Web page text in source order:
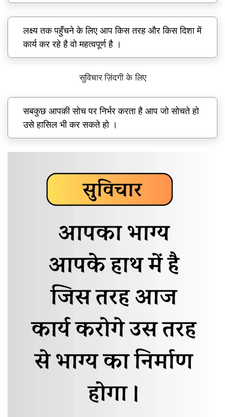
लक्ष्य तक पहुँचने के लिए आप किस तरह और किस दिशा में
कार्य कर रहे है वो महत्वपूर्ण है ।
सुविचार ज़िंदगी के लिए
सबकुछ आपकी सोच पर निर्भर करता है आप जो सोचते हो
उसे हासिल भी कर सकते हो ।